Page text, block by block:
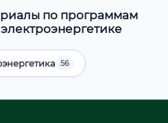
по программам
56